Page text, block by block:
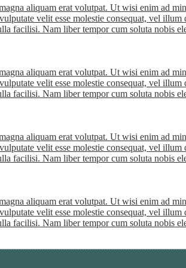
aliquam erat volutpat. Ut wisi enim ad
velit esse molestie consequat, vel
facilisi. Nam liber tempor cum soluta nobis
aliquam erat volutpat. Ut wisi enim ad
velit esse molestie consequat, vel
facilisi. Nam liber tempor cum soluta nobis
aliquam erat volutpat. Ut wisi enim ad
velit esse molestie consequat, vel
facilisi. Nam liber tempor cum soluta nobis
aliquam erat volutpat. Ut wisi enim ad
velit esse molestie consequat, vel
facilisi. Nam liber tempor cum soluta nobis